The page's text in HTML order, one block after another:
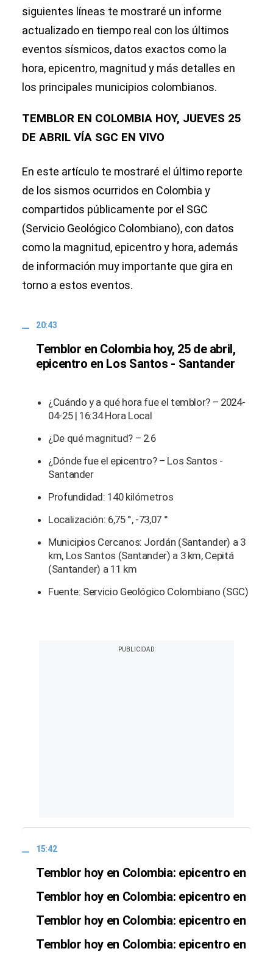
siguientes líneas te mostraré un informe
actualizado en tiempo real con los últimos
eventos sísmicos, datos exactos como la
hora, epicentro, magnitud y más detalles en
los principales municipios colombianos.
TEMBLOR EN COLOMBIA HOY, JUEVES 25
DE ABRIL VÍA SGC EN VIVO
En este artículo te mostraré el último reporte
de los sismos ocurridos en Colombia y
compartidos públicamente por el SGC
(Servicio Geológico Colombiano), con datos
como la magnitud, epicentro y hora, además
de información muy importante que gira en
torno a estos eventos.
20:43
Temblor en Colombia hoy, 25 de abril,
epicentro en Los Santos - Santander
¿Cuándo y a qué hora fue el temblor? – 2024-
04-25 | 16:34 Hora Local
¿De qué magnitud? – 2.6
¿Dónde fue el epicentro? – Los Santos -
Santander
Profundidad: 140 kilómetros
Localización: 6,75 °, -73,07 °
Municipios Cercanos: Jordán (Santander) a 3
km, Los Santos (Santander) a 3 km, Cepitá
(Santander) a 11 km
Fuente: Servicio Geológico Colombiano (SGC)
15:42
Temblor hoy en Colombia: epicentro en
Temblor hoy en Colombia: epicentro en
Temblor hoy en Colombia: epicentro en
Temblor hoy en Colombia: epicentro en